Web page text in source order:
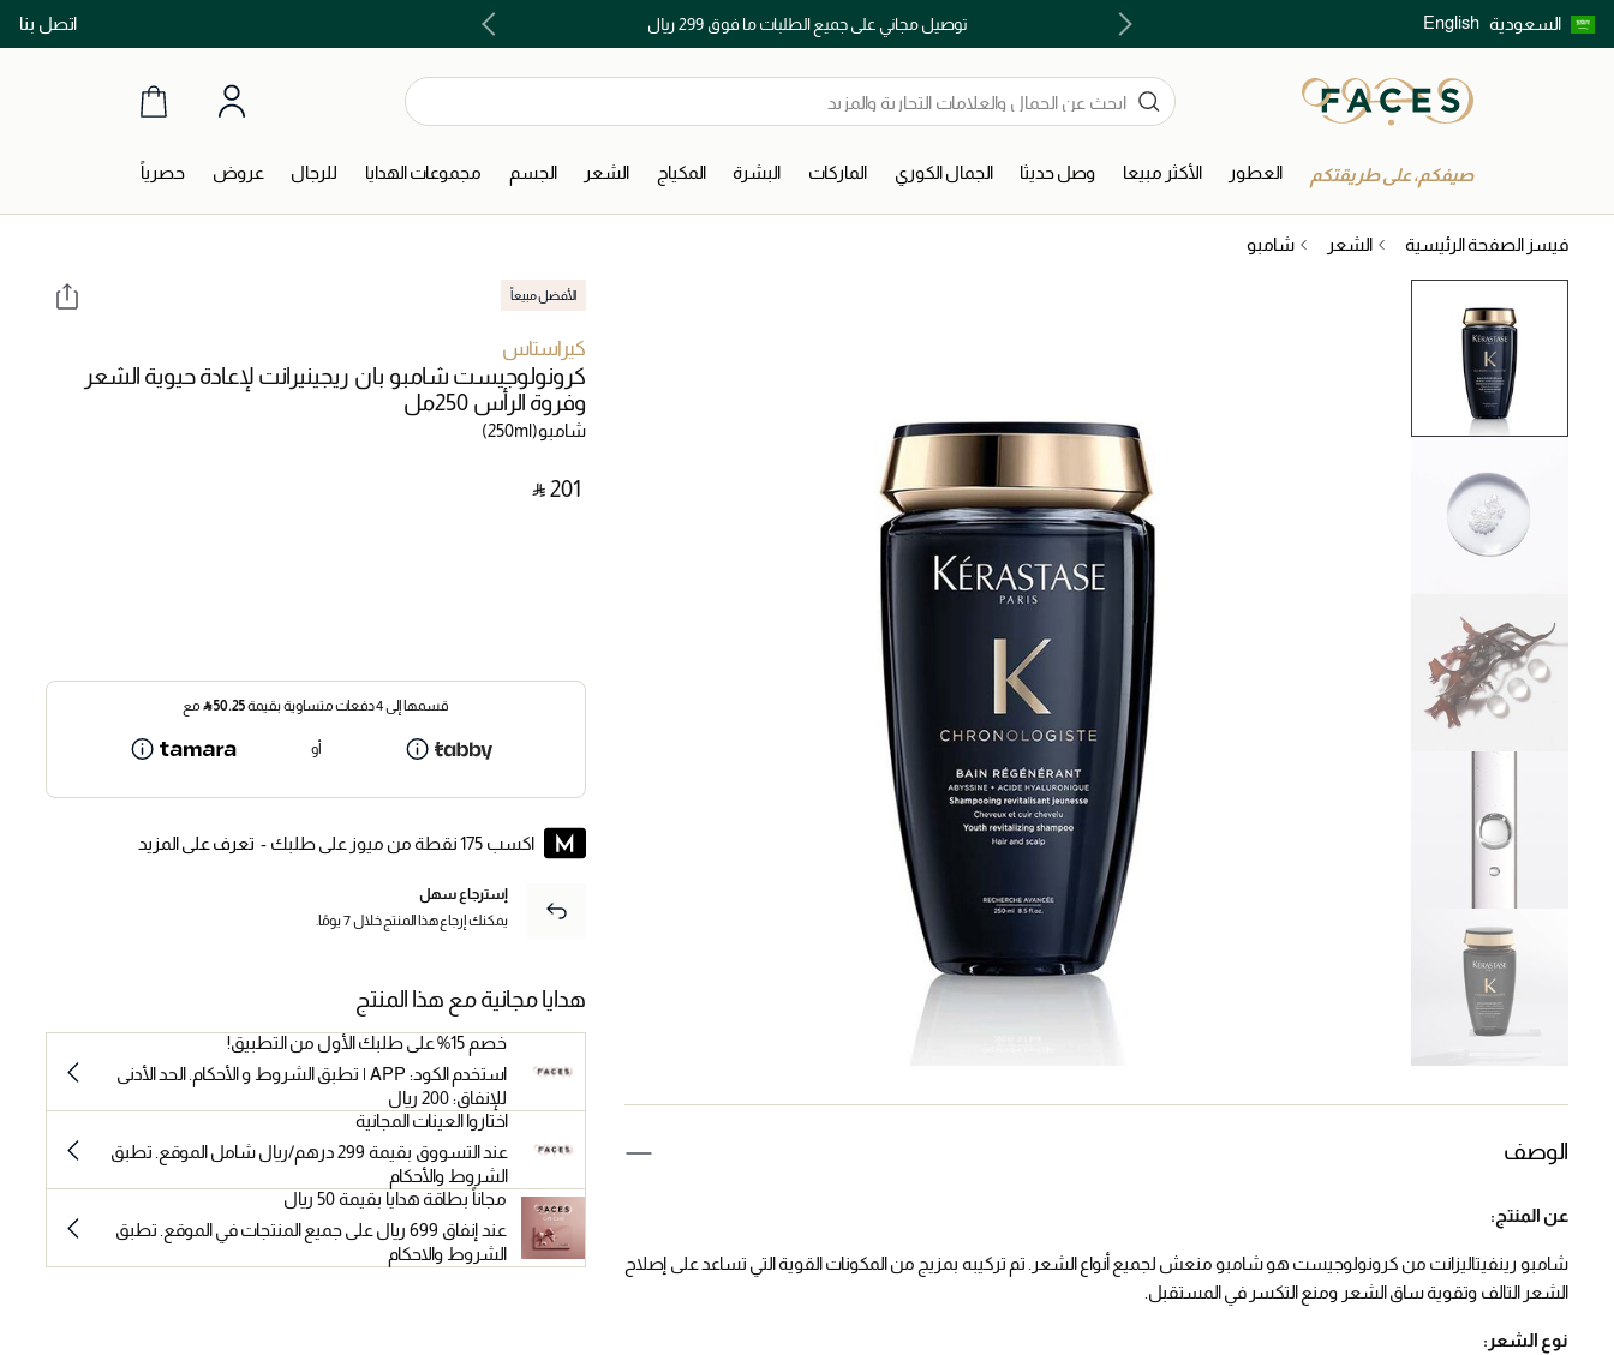
السعودية English اتصل بنااشتري الآن و ادفع لاحقاً مع تابي و تمارا! توصيل مجاني على جميع الطلبات ما فوق 299 ريال اكتشفوا خدمات الجمال المختارة بعناية
صيفكم، على طريقتكم العطور الأكثر مبيعا وصل حديثا الجمال الكوري الماركات البشرة المكياج الشعر الجسم مجموعات الهدايا للرجال عروض حصرياً
فيسز الصفحة الرئيسية الشعر شامبو
الوصف
عن المنتج:
شامبو رينفيتاليزانت من كرونولوجيست هو شامبو منعش لجميع أنواع الشعر. تم تركيبه بمزيج من المكونات القوية التي تساعد على إصلاح
الشعر التالف وتقوية ساق الشعر ومنع التكسر في المستقبل.
نوع الشعر:
الأفضل مبيعاً
كيراستاس
كرونولوجيست شامبو بان ريجينيرانت لإعادة حيوية الشعر
وفروة الرأس 250مل
شامبو(250ml)
‎ ⃁ ⁦201⁩ ‎
قسمها إلى 4 دفعات متساوية بقيمة 50.25
⃁ مع
أو
اكسب 175 نقطة من ميوز على طلبك - تعرف على المزيد
إسترجاع سهل
يمكنك إرجاع هذا المنتج خلال 7 يومًا.
هدايا مجانية مع هذا المنتج
خصم 15% على طلبك الأول من التطبيق!
استخدم الكود: APP | تطبق الشروط و الأحكام. الحد الأدنى
للإنفاق: 200 ريال
اختاروا العينات المجانية
عند التسووق بقيمة 299 درهم/ريال شامل الموقع. تطبق
الشروط والأحكام
مجاناً بطاقة هدايا بقيمة 50 ريال
عند إنفاق 699 ريال على جميع المنتجات في الموقع. تطبق
الشروط والاحكام